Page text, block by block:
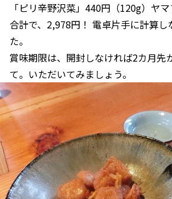
「ピリ辛野沢菜」440円（120g）ヤ
合計で、2,978円！ 電卓片手に計算し
た。
賞味期限は、開封しなければ2カ月先
て。いただいてみましょう。